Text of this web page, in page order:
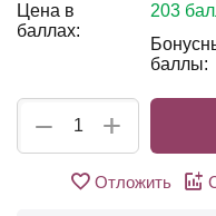
Цена в
баллах:
203
баллы:
+
−
Отложить